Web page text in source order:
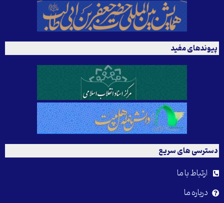
پیوندهای مفید
دسترسی های سریع
ارتباط با ما
درباره ما